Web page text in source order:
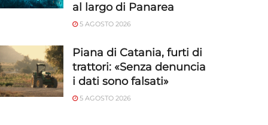
al largo di Panarea
5 AGOSTO 2026
Piana di Catania, furti di
trattori: «Senza denuncia
i dati sono falsati»
5 AGOSTO 2026